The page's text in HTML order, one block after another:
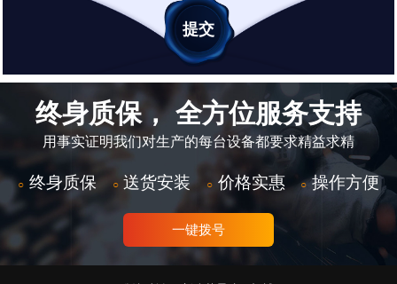
终身质保， 全方位服务支持
用事实证明我们对生产的每台设备都要求精益求精
○ 终身质保 ○ 送货安装 ○ 价格实惠 ○ 操作方便
一键拨号